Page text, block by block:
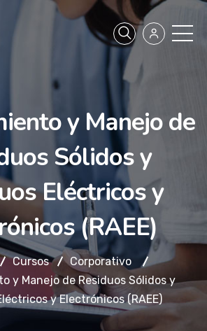
y Manejo de
Sólidos y
Eléctricos y
(RAEE)
Cursos
Corporativo
y Manejo de Residuos Sólidos y
y Electrónicos (RAEE)